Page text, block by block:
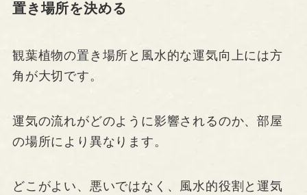
置き場所を決める
観葉植物の置き場所と風水的な運気向上には方
角が大切です。
運気の流れがどのように影響されるのか、部屋
の場所により異なります。
どこがよい、悪いではなく、風水的役割と運気